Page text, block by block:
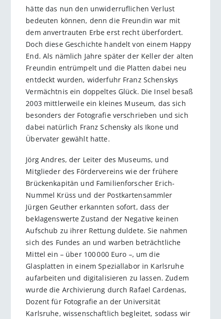
hätte das nun den unwiderruflichen Verlust
bedeuten können, denn die Freundin war mit
dem anvertrauten Erbe erst recht überfordert.
Doch diese Geschichte handelt von einem Happy
End. Als nämlich Jahre später der Keller der alten
Freundin entrümpelt und die Platten dabei neu
entdeckt wurden, widerfuhr Franz Schenskys
Vermächtnis ein doppeltes Glück. Die Insel besaß
2003 mittlerweile ein kleines Museum, das sich
besonders der Fotografie verschrieben und sich
dabei natürlich Franz Schensky als Ikone und
Übervater gewählt hatte.
Jörg Andres, der Leiter des Museums, und
Mitglieder des Fördervereins wie der frühere
Brückenkapitän und Familienforscher Erich-
Nummel Krüss und der Postkartensammler
Jürgen Geuther erkannten sofort, dass der
beklagenswerte Zustand der Negative keinen
Aufschub zu ihrer Rettung duldete. Sie nahmen
sich des Fundes an und warben beträchtliche
Mittel ein – über 100 000 Euro –, um die
Glasplatten in einem Speziallabor in Karlsruhe
aufarbeiten und digitalisieren zu lassen. Zudem
wurde die Archivierung durch Rafael Cardenas,
Dozent für Fotografie an der Universität
Karlsruhe, wissenschaftlich begleitet, sodass wir